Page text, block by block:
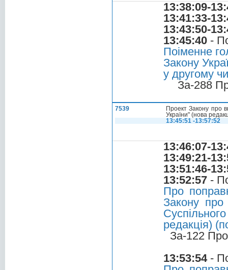
13:38:09-
13:41:33-
13:43:50-
13:45:40 -
Поіменне
Закону
у другому
За-288
7539
Проект Закону про
України" (нова
13:45:51 -13:57:52
13:46:07-
13:49:21-
13:51:46-
13:52:57 -
Про
Закону
редакція)
За-122
13:53:54-